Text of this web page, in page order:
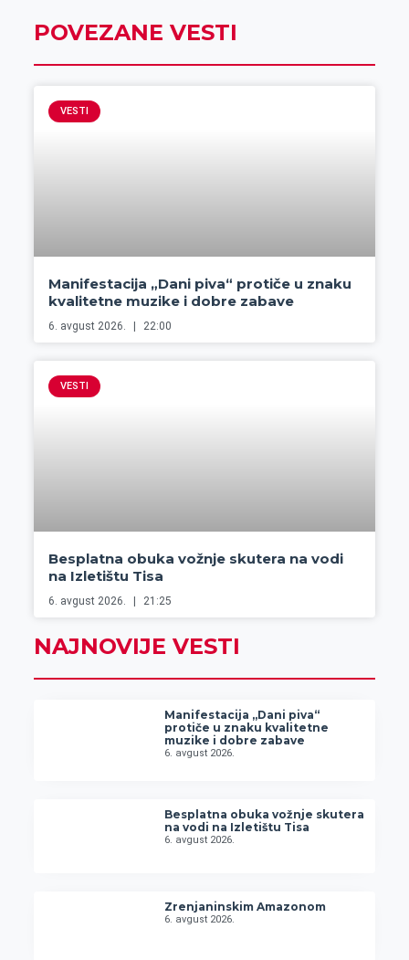
POVEZANE VESTI
VESTI
Manifestacija „Dani piva“ protiče u znaku
kvalitetne muzike i dobre zabave
6. avgust 2026. 22:00
VESTI
Besplatna obuka vožnje skutera na vodi
na Izletištu Tisa
6. avgust 2026. 21:25
NAJNOVIJE VESTI
Manifestacija „Dani piva“
protiče u znaku kvalitetne
muzike i dobre zabave
6. avgust 2026.
Besplatna obuka vožnje skutera
na vodi na Izletištu Tisa
6. avgust 2026.
Zrenjaninskim Amazonom
6. avgust 2026.